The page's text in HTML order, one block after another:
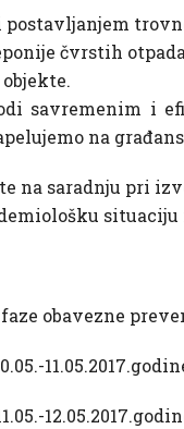
postavljanjem
čvrstih
savremenim i
na
na saradnju pri
obavezne